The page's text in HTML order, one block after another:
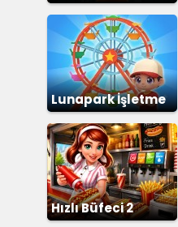
Lunapark İşletme
Hızlı Büfeci 2